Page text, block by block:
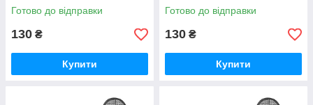
Готово до відправки
130 ₴
Купити
Готово до відправки
130 ₴
Купити